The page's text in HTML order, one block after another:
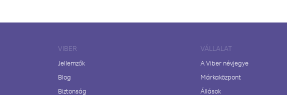
VIBER
Jellemzők
Blog
Biztonság
VÁLLALAT
A Viber névjegye
Márkaközpont
Állások